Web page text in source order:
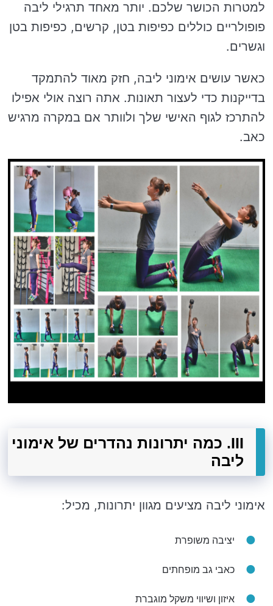
למטרות הכושר שלכם. יותר מאחד תרגילי ליבה
פופולריים כוללים כפיפות בטן, קרשים, כפיפות בטן
וגשרים.
כאשר עושים אימוני ליבה, חזק מאוד להתמקד
בדייקנות כדי לעצור תאונות. אתה רוצה אולי אפילו
להתרכז לגוף האישי שלך ולוותר אם במקרה מרגיש
כאב.
III. כמה יתרונות נהדרים של אימוני
ליבה
אימוני ליבה מציעים מגוון יתרונות, מכיל:
יציבה משופרת
כאבי גב מופחתים
איזון ושיווי משקל מוגברת